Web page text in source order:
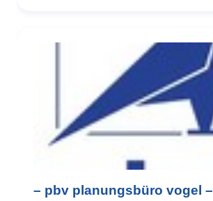
– pbv planungsbüro vogel –